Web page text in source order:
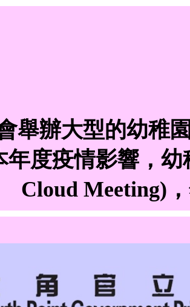
舉辦大型的幼稚
年度疫情影響，
Cloud Meeting)